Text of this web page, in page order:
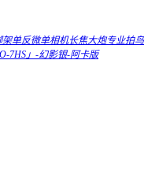
单反微单相机长焦大炮专业拍鸟
7HS」-幻影银-阿卡版